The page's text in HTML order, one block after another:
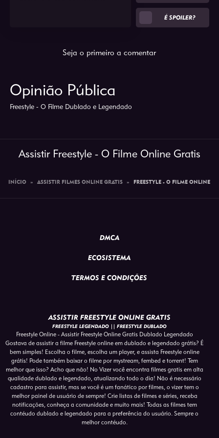
É SPOILER?
Seja o primeiro a comentar
Opinião Pública
Freestyle - O Filme Dublado e Legendado
Assistir Freestyle - O Filme Online Gratis
INÍCIO » ASSISTIR FILMES ONLINE GRATIS » FREESTYLE - O FILME ONLINE
DMCA
ECOSISTEMA
TERMOS E CONDIÇÕES
ASSISTIR FREESTYLE ONLINE GRATIS
FREESTYLE LEGENDADO || FREESTYLE DUBLADO
Freestyle Online - Assistir Freestyle Online Gratis Dublado Legendado
Gostava de assistir a filme Freestyle online em dublado e legendado grátis? É
bem simples! Escolha o filme, escolha um player, e assista Freestyle online
grátis! Pode também baixar o filme por mystream, fembed e torrent! Tem
melhor que isso? Acho que não! No Vizer você encontra filmes gratis em alta
qualidade dublado e legendado, atualizando todo o dia! Não é necessário
cadastro para assistir, mas se você é um fanático por filmes, o vizer tem o
melhor painel de usuário de sempre! Crie listas de filmes e séries, receba
notificações, conheça a comunidade e muito mais! Todas as filmes tem
contéudo dublado e legendado para a preferência do usuário. Sempre o
melhor contéudo.